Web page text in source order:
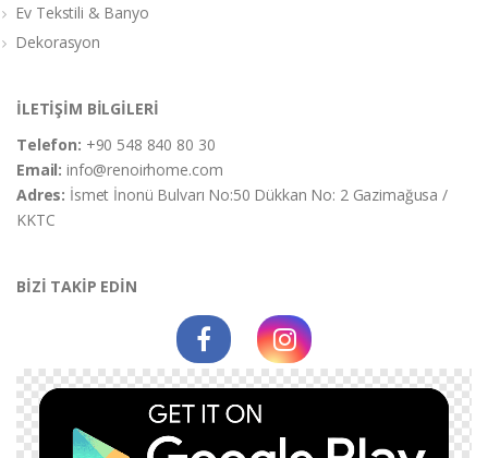
Ev Tekstili & Banyo
Dekorasyon
İLETİŞİM BİLGİLERİ
Telefon: +90 548 840 80 30
Email:info@renoirhome.com
Adres: İsmet İnonü Bulvarı No:50 Dükkan No: 2 Gazimağusa /
KKTC
BİZİ TAKİP EDİN